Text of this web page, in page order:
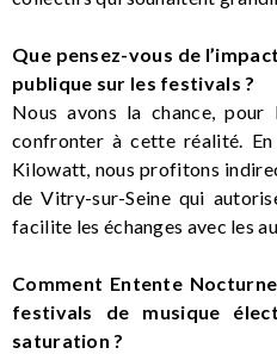
Que pensez-vous de
publique sur les festivals ?
Nous avons la chance,
confronter à cette réalité.
Kilowatt, nous profitons
de Vitry-sur-Seine qui
facilite les échanges avec les
Comment Entente
festivals de musique
saturation ?